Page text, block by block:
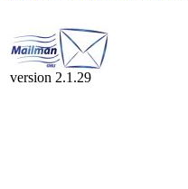
version 2.1.29